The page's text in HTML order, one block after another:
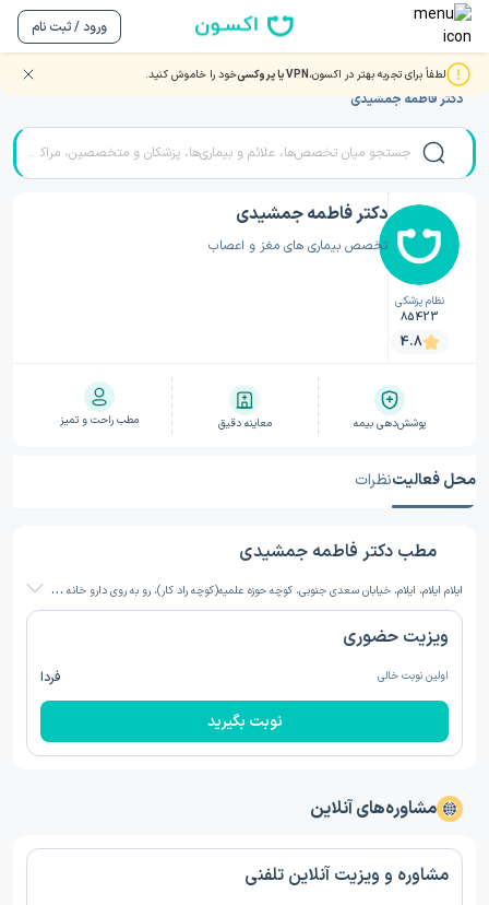
ورود / ثبت نام
لطفاً برای تجربه بهتر در اکسون،VPN یا پروکسی خود را خاموش کنید. صفحه اصلی/دکتر مغز و اعصاب (نورولوژی)/دکتر مغز و اعصاب (نورولوژی) ایلام
دکتر فاطمه جمشیدی
نظام پزشکی
85423
4.8
دکتر فاطمه جمشیدی
تخصص بیماری های مغز و اعصاب
پوشش‌دهی بیمه معاینه دقیق مطب راحت و تمیز
محل فعالیتنظرات
مطب دکتر فاطمه جمشیدی
ا
یلام ایلام، ایلام، خیابان سعدی جنوبی، کوچه حوزه علمیه(کوچه راد کار)، رو به روی دارو خانه کیمیا، مطب خانم دکتر جمشیدی
ویزیت حضوری
اولین نوبت خالی فردا
نوبت بگیرید
مشاوره‌های آنلاین
مشاوره و ویزیت آنلاین تلفنی